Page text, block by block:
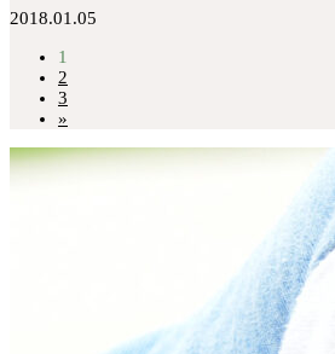
2018.01.05
1
2
3
»